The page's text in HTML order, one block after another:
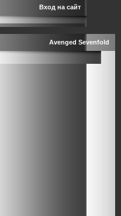
Вход на сайт
Avenged Sevenfold